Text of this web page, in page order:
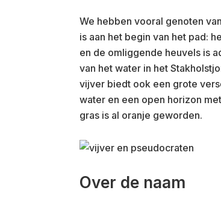
We hebben vooral genoten
is aan het begin van het pad:
en de omliggende heuvels is
van het water in het
vijver biedt ook een grote
water en een open horizon
gras is al oranje geworden.
Over de naam